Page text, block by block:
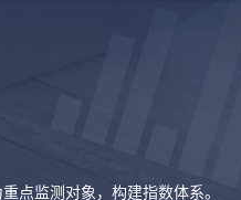
点监测对象，构建指数体系。